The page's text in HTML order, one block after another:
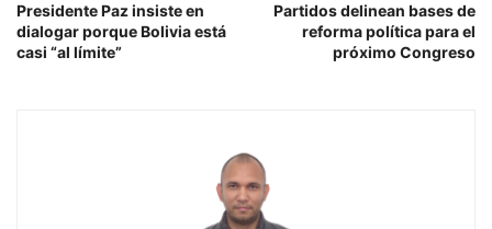
Presidente Paz insiste en
dialogar porque Bolivia está
casi “al límite”
Partidos delinean bases de
reforma política para el
próximo Congreso